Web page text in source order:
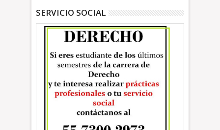
SERVICIO SOCIAL